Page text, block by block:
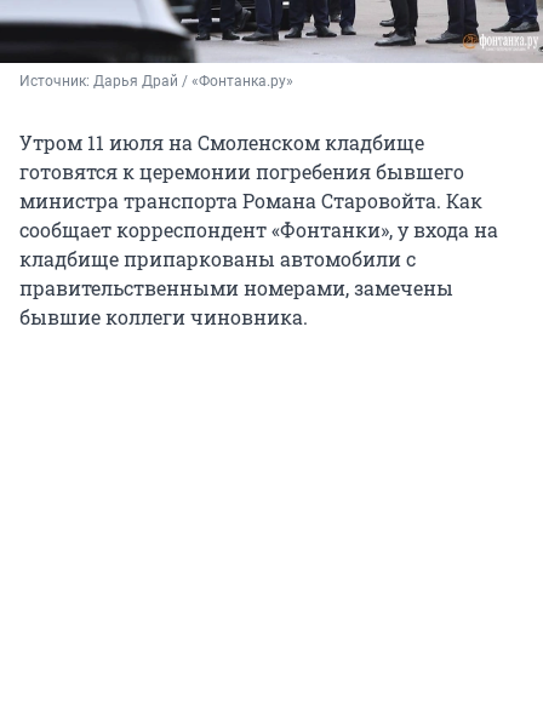
Источник: Дарья Драй / «Фонтанка.ру»
Утром 11 июля на Смоленском кладбище
готовятся к церемонии погребения бывшего
министра транспорта Романа Старовойта. Как
сообщает корреспондент «Фонтанки», у входа на
кладбище припаркованы автомобили с
правительственными номерами, замечены
бывшие коллеги чиновника.